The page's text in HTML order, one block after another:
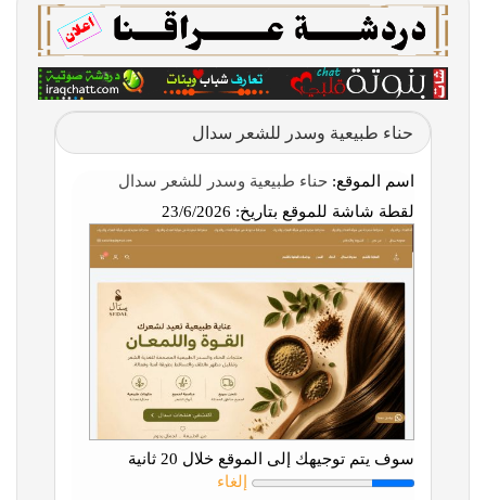
حناء طبيعية وسدر للشعر سدال
اسم الموقع: حناء طبيعية وسدر للشعر سدال
لقطة شاشة للموقع بتاريخ:
سوف يتم توجيهك إلى الموقع خلال 20 ثانية
إلغاء